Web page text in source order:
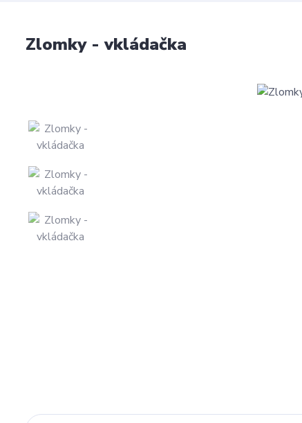
Zlomky - vkládačka